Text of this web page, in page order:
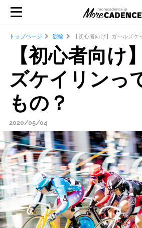
トップページ 競輪 【初心者向け】ガールズケ
【初心者向け
ズケイリンっ
もの？
2020/05/04